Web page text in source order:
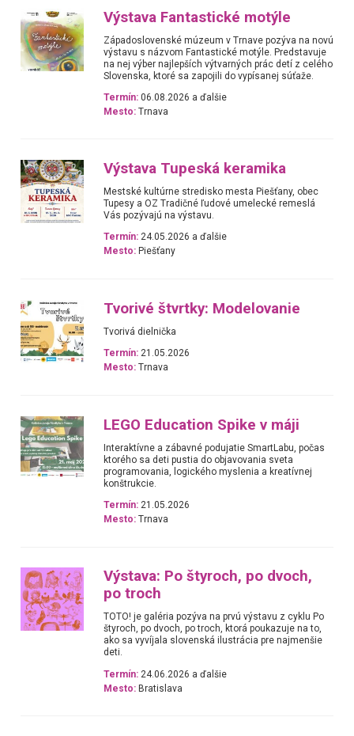
Výstava Fantastické motýle
Západoslovenské múzeum v Trnave pozýva na novú
výstavu s názvom Fantastické motýle. Predstavuje
na nej výber najlepších výtvarných prác detí z celého
Slovenska, ktoré sa zapojili do vypísanej súťaže.
Termín: 06.08.2026 a ďalšie
Mesto: Trnava
Výstava Tupeská keramika
Mestské kultúrne stredisko mesta Piešťany, obec
Tupesy a OZ Tradičné ľudové umelecké remeslá
Vás pozývajú na výstavu.
Termín: 24.05.2026 a ďalšie
Mesto: Piešťany
Tvorivé štvrtky: Modelovanie
Tvorivá dielnička
Termín: 21.05.2026
Mesto: Trnava
LEGO Education Spike v máji
Interaktívne a zábavné podujatie SmartLabu, počas
ktorého sa deti pustia do objavovania sveta
programovania, logického myslenia a kreatívnej
konštrukcie.
Termín: 21.05.2026
Mesto: Trnava
Výstava: Po štyroch, po dvoch,
po troch
TOTO! je galéria pozýva na prvú výstavu z cyklu Po
štyroch, po dvoch, po troch, ktorá poukazuje na to,
ako sa vyvíjala slovenská ilustrácia pre najmenšie
deti.
Termín: 24.06.2026 a ďalšie
Mesto: Bratislava